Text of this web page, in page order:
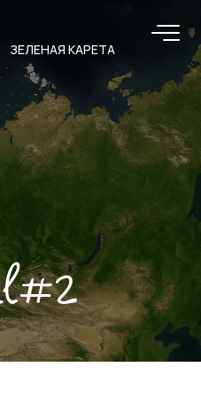
ЗЕЛЕНАЯ КАРЕТА